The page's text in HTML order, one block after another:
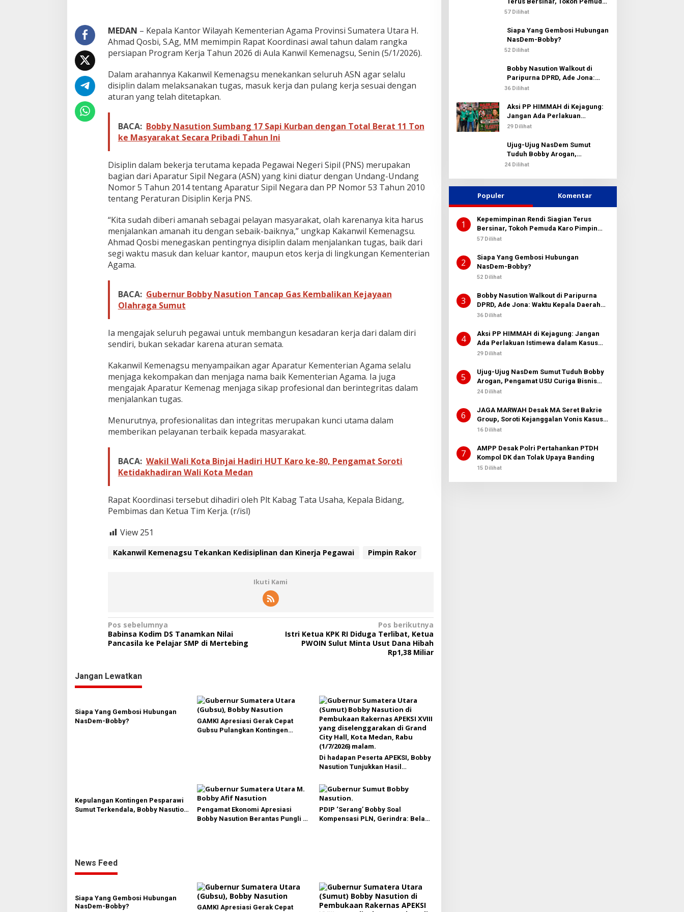
a
k
n
w
l
m
e
g
s
u
T
e
a
n
k
a
n
s
i
l
i
n
n
d
a
n
K
n
e
a
P
e
w
a
MEDAN – Kepala Kantor Wilayah Kementerian Agama Provinsi Sumatera Utara H.
Ahmad Qosbi, S.Ag, MM memimpin Rapat Koordinasi awal tahun dalam rangka
persiapan Program Kerja Tahun 2026 di Aula Kanwil Kemenagsu, Senin (5/1/2026).
Dalam arahannya Kakanwil Kemenagsu menekankan seluruh ASN agar selalu
disiplin dalam melaksanakan tugas, masuk kerja dan pulang kerja sesuai dengan
aturan yang telah ditetapkan.
BACA: Bobby Nasution Sumbang 17 Sapi Kurban dengan Total Berat 11 Ton
ke Masyarakat Secara Pribadi Tahun Ini
Disiplin dalam bekerja terutama kepada Pegawai Negeri Sipil (PNS) merupakan
bagian dari Aparatur Sipil Negara (ASN) yang kini diatur dengan Undang-Undang
Nomor 5 Tahun 2014 tentang Aparatur Sipil Negara dan PP Nomor 53 Tahun 2010
tentang Peraturan Disiplin Kerja PNS.
“Kita sudah diberi amanah sebagai pelayan masyarakat, olah karenanya kita harus
menjalankan amanah itu dengan sebaik-baiknya,” ungkap Kakanwil Kemenagsu.
Ahmad Qosbi menegaskan pentingnya disiplin dalam menjalankan tugas, baik dari
segi waktu masuk dan keluar kantor, maupun etos kerja di lingkungan Kementerian
Agama.
BACA: Gubernur Bobby Nasution Tancap Gas Kembalikan Kejayaan
Olahraga Sumut
Ia mengajak seluruh pegawai untuk membangun kesadaran kerja dari dalam diri
sendiri, bukan sekadar karena aturan semata.
Kakanwil Kemenagsu menyampaikan agar Aparatur Kementerian Agama selalu
menjaga kekompakan dan menjaga nama baik Kementerian Agama. Ia juga
mengajak Aparatur Kemenag menjaga sikap profesional dan berintegritas dalam
menjalankan tugas.
Menurutnya, profesionalitas dan integritas merupakan kunci utama dalam
memberikan pelayanan terbaik kepada masyarakat.
BACA: Wakil Wali Kota Binjai Hadiri HUT Karo ke-80, Pengamat Soroti
Ketidakhadiran Wali Kota Medan
Rapat Koordinasi tersebut dihadiri oleh Plt Kabag Tata Usaha, Kepala Bidang,
Pembimas dan Ketua Tim Kerja. (r/isl)
View 251
Kakanwil Kemenagsu Tekankan Kedisiplinan dan Kinerja Pegawai Pimpin Rakor
Ikuti Kami
N
a
g
s
i
Pos sebelumnya
Babinsa Kodim DS Tanamkan Nilai
Pancasila ke Pelajar SMP di Mertebing
Pos berikutnya
Istri Ketua KPK RI Diduga Terlibat, Ketua
PWOIN Sulut Minta Usut Dana Hibah
Rp1,38 Miliar
Jangan Lewatkan
Siapa Yang Gembosi Hubungan
NasDem-Bobby?
GAMKI Apresiasi Gerak Cepat
Gubsu Pulangkan Kontingen
Di hadapan Peserta APEKSI, Bobby
Nasution Tunjukkan Hasil
Eranya
Kepulangan Kontingen Pesparawi
Sumut Terkendala, Bobby Nasution
Pengamat Ekonomi Apresiasi
Bobby Nasution Berantas Pungli di
PDIP ‘Serang’ Bobby Soal
Kompensasi PLN, Gerindra: Bela
News Feed
Siapa Yang Gembosi Hubungan
NasDem-Bobby?
GAMKI Apresiasi Gerak Cepat
Karo Pimpin PKN MJA Kota
57 Dilihat
Siapa Yang Gembosi Hubungan
NasDem-Bobby?
52 Dilihat
Bobby Nasution Walkout di
Paripurna DPRD, Ade Jona:
Waktu Kepala Daerah Tak Boleh
36 Dilihat
Aksi PP HIMMAH di Kejagung:
Jangan Ada Perlakuan
Istimewa dalam Kasus Febrie
29 Dilihat
Ujug-Ujug NasDem Sumut
Tuduh Bobby Arogan,
Pengamat USU Curiga Bisnis
24 Dilihat
Populer Komentar
1
Kepemimpinan Rendi Siagian Terus
Bersinar, Tokoh Pemuda Karo Pimpin
PKN MJA Kota Medan
57 Dilihat
2
Siapa Yang Gembosi Hubungan
NasDem-Bobby?
52 Dilihat
3
Bobby Nasution Walkout di Paripurna
DPRD, Ade Jona: Waktu Kepala Daerah
Tak Boleh Terbuang Sia-sia
36 Dilihat
4
Aksi PP HIMMAH di Kejagung: Jangan
Ada Perlakuan Istimewa dalam Kasus
Febrie Adriansyah
29 Dilihat
5
Ujug-Ujug NasDem Sumut Tuduh Bobby
Arogan, Pengamat USU Curiga Bisnis
Reklame
24 Dilihat
6
JAGA MARWAH Desak MA Seret Bakrie
Group, Soroti Kejanggalan Vonis Kasus
PET
16 Dilihat
7
AMPP Desak Polri Pertahankan PTDH
Kompol DK dan Tolak Upaya Banding
15 Dilihat